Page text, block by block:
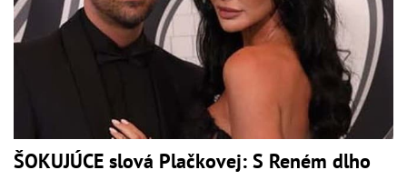
ŠOKUJÚCE slová Plačkovej: S Reném dlho